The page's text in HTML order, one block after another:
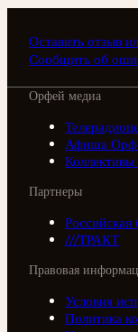
Оставить отзыв
Сообщить об
Орфей медиа
Афиша
Партнеры
Российская
///ТРАКТ
Правовая
Условия
Политика